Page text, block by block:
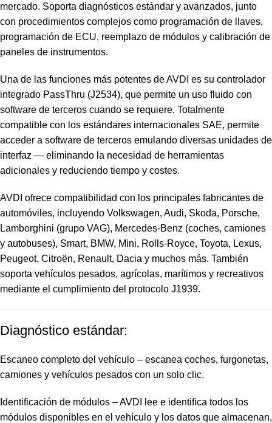
mercado. Soporta diagnósticos estándar y avanzados, junto
con procedimientos complejos como programación de llaves,
programación de ECU, reemplazo de módulos y calibración de
paneles de instrumentos.
Una de las funciones más potentes de AVDI es su controlador
integrado PassThru (J2534), que permite un uso fluido con
software de terceros cuando se requiere. Totalmente
compatible con los estándares internacionales SAE, permite
acceder a software de terceros emulando diversas unidades de
interfaz — eliminando la necesidad de herramientas
adicionales y reduciendo tiempo y costes.
AVDI ofrece compatibilidad con los principales fabricantes de
automóviles, incluyendo Volkswagen, Audi, Skoda, Porsche,
Lamborghini (grupo VAG), Mercedes-Benz (coches, camiones
y autobuses), Smart, BMW, Mini, Rolls-Royce, Toyota, Lexus,
Peugeot, Citroën, Renault, Dacia y muchos más. También
soporta vehículos pesados, agrícolas, marítimos y recreativos
mediante el cumplimiento del protocolo J1939.
Diagnóstico estándar:
Escaneo completo del vehículo – escanea coches, furgonetas,
camiones y vehículos pesados con un solo clic.
Identificación de módulos – AVDI lee e identifica todos los
módulos disponibles en el vehículo y los datos que almacenan,